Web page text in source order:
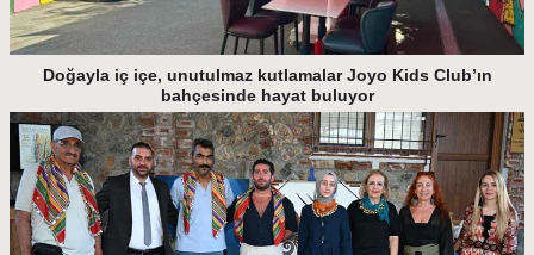
Doğayla iç içe, unutulmaz kutlamalar Joyo Kids Club’ın
bahçesinde hayat buluyor